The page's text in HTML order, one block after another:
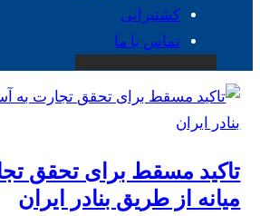
کشتیرانی
تماس با ما
تاکید مسقط برای تحقق
میانه از طریق بنادر ایران